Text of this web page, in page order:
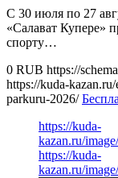
С 30 июля по 27
«Салават Купере»
спорту…
0 RUB https://
https://kuda-
parkuru-2026/
https://kuda-
kazan.ru/
https://kuda-
kazan.ru/